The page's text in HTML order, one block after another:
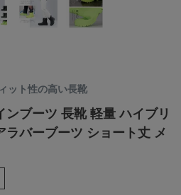
ット性の高い長靴
ブーツ 長靴 軽量 ハイブリ
ラバーブーツ ショート丈 メ